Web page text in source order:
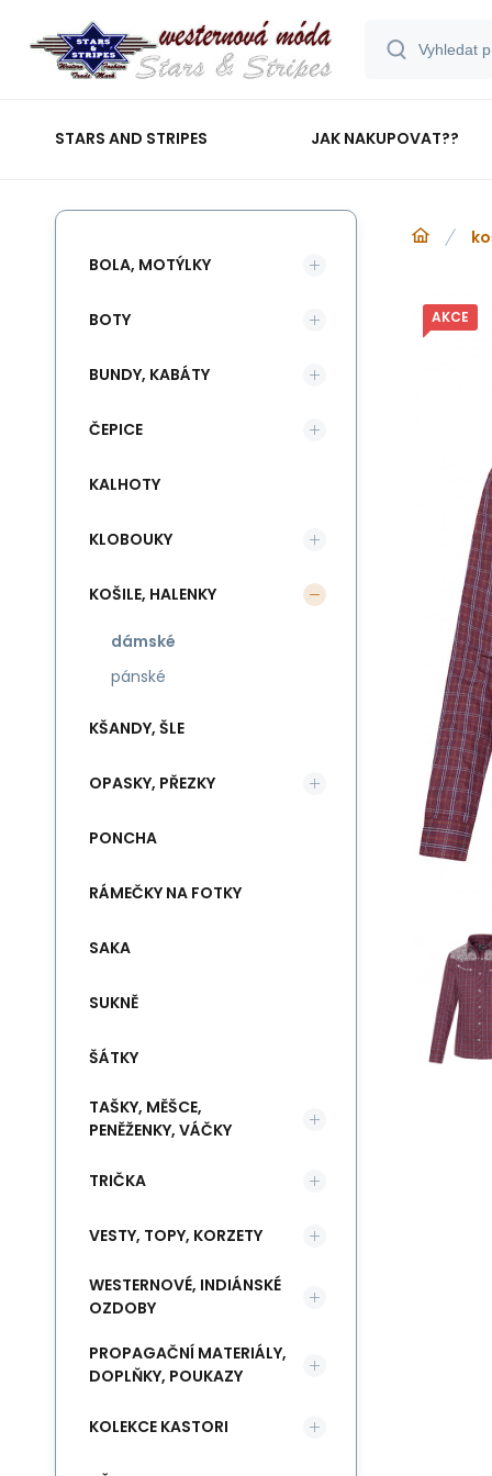
STARS AND STRIPES JAK NAKUPOVAT??
AKCE
BOLA, MOTÝLKY
BOTY
BUNDY, KABÁTY
ČEPICE
KALHOTY
KLOBOUKY
KOŠILE, HALENKY
dámské
pánské
KŠANDY, ŠLE
OPASKY, PŘEZKY
PONCHA
RÁMEČKY NA FOTKY
SAKA
SUKNĚ
ŠÁTKY
TAŠKY, MĚŠCE,
PENĚŽENKY, VÁČKY
TRIČKA
VESTY, TOPY, KORZETY
WESTERNOVÉ, INDIÁNSKÉ
OZDOBY
PROPAGAČNÍ MATERIÁLY,
DOPLŇKY, POUKAZY
KOLEKCE KASTORI